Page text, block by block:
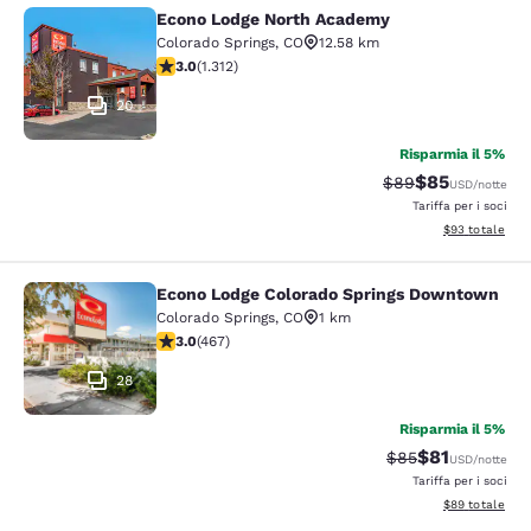
Econo Lodge North Academy
20
Econo Lodge North Academy
Colorado Springs, CO
12.58 km
Valutazione di 3.04 stelle. Discreto. 1312 recensioni
3.0(1.312)
Risparmia il 5%
Tariffa di
$89Tariffa
$85USD/notte
Tariffa per i soci
Visualizza i
$93 totale
Econo Lodge Colorado Springs
28
Econo Lodge Colorado Springs Downtown
Colorado Springs, CO
1 km
Valutazione di 3.03 stelle. Discreto. 467 recensioni
3.0(467)
Risparmia il 5%
Tariffa di
$85Tariffa
$81USD/notte
Tariffa per i soci
Visualizza i
$89 totale